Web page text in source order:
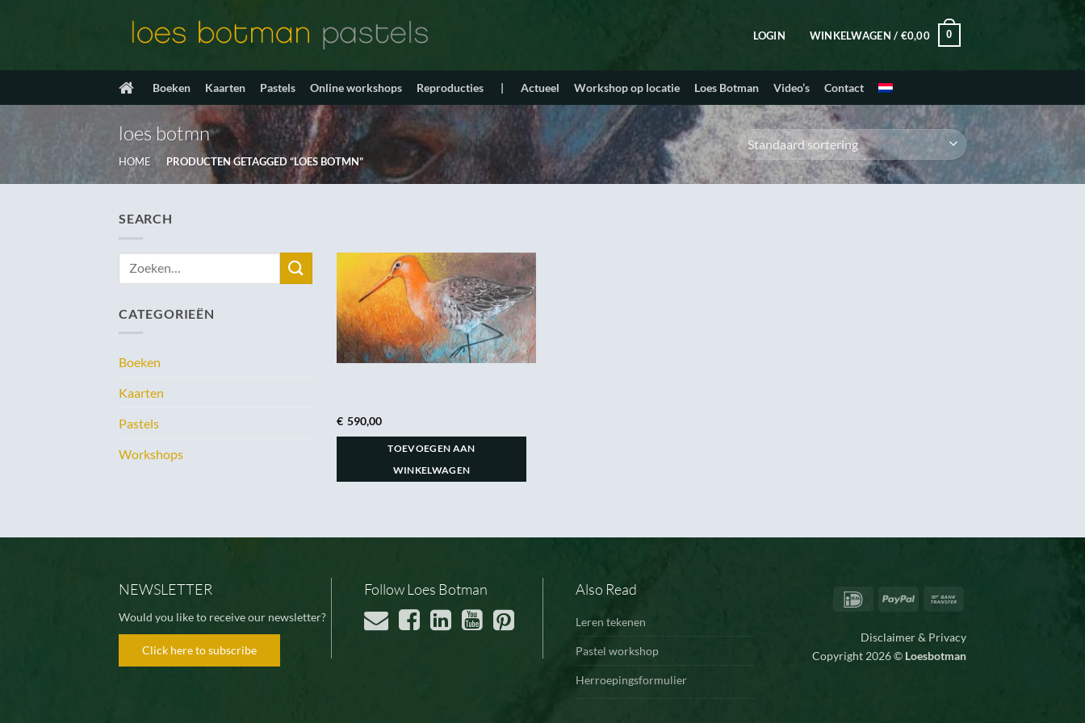
LOGIN WINKELWAGEN / €0,00 0
Boeken Kaarten Pastels Online workshops Reproducties | Actueel Workshop op locatie Loes Botman Video’s Contact
loes botmn
HOME / PRODUCTEN GETAGGED “LOES BOTMN”
SEARCH
Zoeken
CATEGORIEËN
Boeken
Kaarten
Pastels
Workshops
€ 590,00
TOEVOEGEN AAN
WINKELWAGEN
NEWSLETTER
Would you like to receive our newsletter?
Click here to subscribe
Follow Loes Botman Also Read
Leren tekenen
Pastel workshop
Herroepingsformulier
IDeal PayPal
Disclaimer & Privacy
Copyright 2026 © Loesbotman